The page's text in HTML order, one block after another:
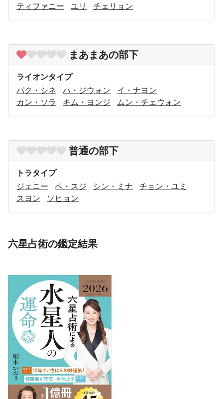
ティファニー
ユリ チェリョン
まあまあの部下
ライオンタイプ
パク・シネ
ハ・ジウォン
イ・ナヨン
カン・ソラ
キム・ヨンジ ムン・チェウォン
普通の部下
トラタイプ
ジェニー
ペ・スジ シン・ミナ
チョン・ユミ
スヨン
ソヒョン
六星占術の鑑定結果